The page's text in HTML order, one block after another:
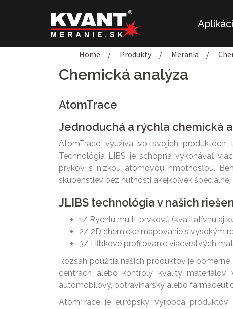
Home / Produkty / Merania /
Chemická analýza
AtomTrace
Jednoduchá a rýchla chemická
AtomTrace využíva vo svojich produktoch
Technológia LIBS je schopná vykonávať
prvkov s nízkou atómovou hmotnosťou.
skupenstiev bez nutnosti akejkoľvek
JLIBS technológia v našich
1/ Rýchlu multi-prvkovú (kvalitatívnu aj
2/ 2D chemické mapovanie s vysokým
3/ Hĺbkové profilovanie viacvrstvých
Rozsah použitia našich produktov je
centrách alebo kontroly kvality materiálov
automobilový, potravinársky alebo
AtomTrace je európsky výrobca